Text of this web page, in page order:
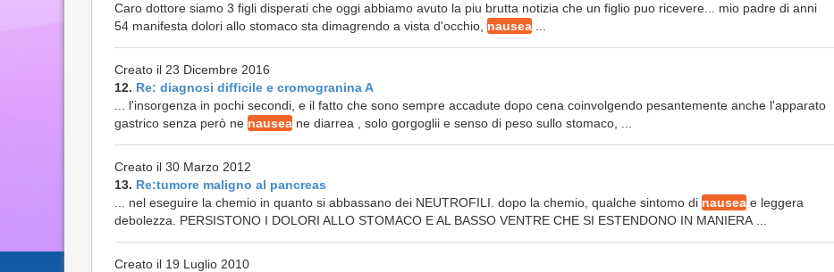
Caro dottore siamo 3 figli disperati che oggi abbiamo avuto la piu brutta notizia che un figlio puo ricevere... mio padre di anni
54 manifesta dolori allo stomaco sta dimagrendo a vista d'occhio, nausea
Creato il 23 Dicembre 2016
12. Re: diagnosi difficile e cromogranina A
... l'insorgenza in pochi secondi, e il fatto che sono sempre accadute dopo cena coinvolgendo pesantemente anche l'apparato
gastrico senza però ne nausea ne diarrea , solo gorgoglii e senso di peso sullo stomaco, ...
Creato il 30 Marzo 2012
13. Re:tumore maligno al pancreas
... nel eseguire la chemio in quanto si abbassano dei NEUTROFILI. dopo la chemio, qualche sintomo di nausea e leggera
debolezza. PERSISTONO I DOLORI ALLO STOMACO E AL BASSO VENTRE CHE SI ESTENDONO IN MANIERA ...
Creato il 19 Luglio 2010